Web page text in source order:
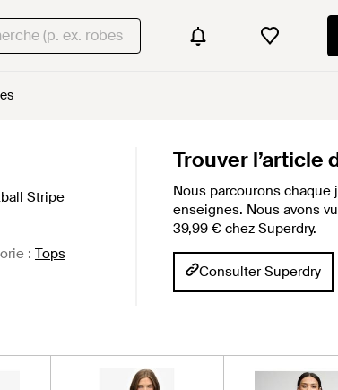
Stripe
: Tops
Trouver l’article
Nous parcourons
enseignes. Nous avons
39,99 € chez Superdry.
Consulter Superdry